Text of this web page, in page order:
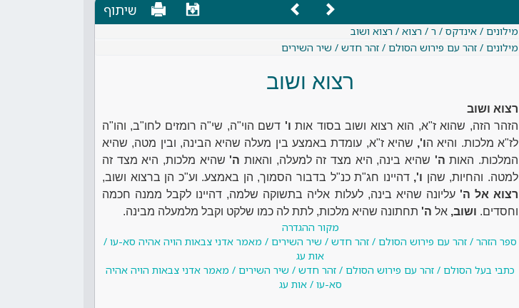
שיתוף
מילונים / אינדקס / ר / רצוא / רצוא ושוב
מילונים / זהר עם פירוש הסולם / זהר חדש / שיר השירים
רצוא ושוב
רצוא ושוב
הזהר הזה, שהוא ז"א, הוא רצוא ושוב בסוד אותו' דשם הוי"ה, שי"ה רומזים לחו"ב, והו"ה
לז"א מלכות. והיא הו', שהיא ז"א, עומדת באמצע בין מעלה שהיא הבינה, ובין מטה, שהיא
המלכות. האות ה' שהיא בינה, היא מצד זה למעלה, והאות ה'שהיא מלכות, היא מצד זה
למטה. והחיות, שהן ו', דהיינו חג"ת כנ"ל בדבור הסמוך, הן באמצע. וע"כ הן ברצוא ושוב,
רצוא אל ה' עליונה שהיא בינה, לעלות אליה בתשוקה שלמה, דהיינו לקבל ממנה חכמה
וחסדים. ושוב, אל ה' תחתונה שהיא מלכות, לתת לה כמו שלקט וקבל מלמעלה מבינה.
מקור ההגדרה
ספר הזהר / זהר עם פירוש הסולם / זהר חדש / שיר השירים / מאמר אדני צבאות הויה אהיה סא-עו /
אות עג
כתבי בעל הסולם / זהר עם פירוש הסולם / זהר חדש / שיר השירים / מאמר אדני צבאות הויה אהיה
סא-עו / אות עג